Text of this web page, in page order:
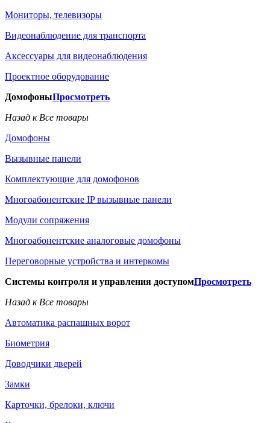
Мониторы, телевизоры
Видеонаблюдение для транспорта
Аксессуары для видеонаблюдения
Проектное оборудование
ДомофоныПросмотреть
Назад к Все товары
Домофоны
Вызывные панели
Комплектующие для домофонов
Многоабонентские IP вызывные панели
Модули сопряжения
Многоабонентские аналоговые домофоны
Переговорные устройства и интеркомы
Системы контроля и управления доступомПросмотреть
Назад к Все товары
Автоматика распашных ворот
Биометрия
Доводчики дверей
Замки
Карточки, брелоки, ключи